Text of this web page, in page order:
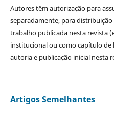
Autores têm autorização para
separadamente, para
trabalho publicada nesta revista
institucional ou como capítulo
autoria e publicação inicial nesta
Artigos Semelhantes